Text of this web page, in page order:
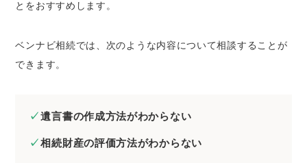
とをおすすめします。
ベンナビ相続では、次のような内容について相談することが
できます。
遺言書の作成方法がわからない
相続財産の評価方法がわからない